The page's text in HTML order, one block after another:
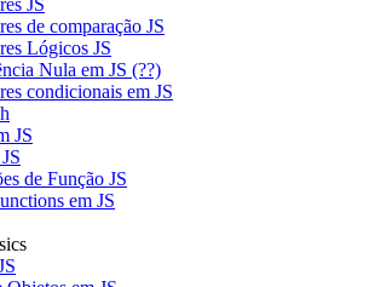
JS
de comparação JS
Lógicos JS
Nula em JS (??)
condicionais em JS
JS
de Função JS
em JS